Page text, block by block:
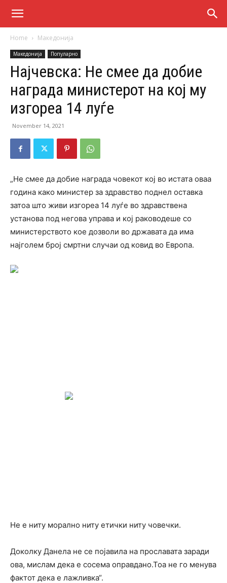
Home Македонија
Македонија Популарно
Најчевска: Не смее да добие
награда министерот на кој му
изгореа 14 луѓе
November 14, 2021
„Не смее да добие награда човекот кој во истата оваа
година како министер за здравство поднел оставка
затоа што живи изгореа 14 луѓе во здравствена
установа под негова управа и кој раководеше со
министерството кое дозволи во државата да има
најголем број смртни случаи од ковид во Европа.
Не е ниту морално ниту етички ниту човечки.
Доколку Данела не се појавила на прославата заради
ова, мислам дека е сосема оправдано.Тоа не го менува
фактот дека е лажливка“.